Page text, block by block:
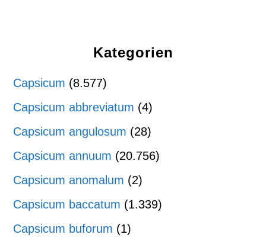
Kategorien
Capsicum (8.577)
Capsicum abbreviatum (4)
Capsicum angulosum (28)
Capsicum annuum (20.756)
Capsicum anomalum (2)
Capsicum baccatum (1.339)
Capsicum buforum (1)